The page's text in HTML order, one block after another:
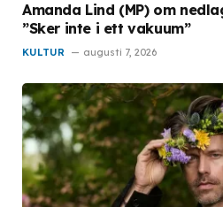
Amanda Lind (MP) om
”Sker inte i ett vakuum”
KULTUR augusti 7, 2026